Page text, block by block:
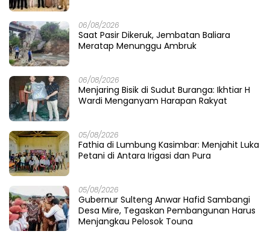
06/08/2026
Saat Pasir Dikeruk, Jembatan Baliara
Meratap Menunggu Ambruk
06/08/2026
Menjaring Bisik di Sudut Buranga: Ikhtiar H
Wardi Menganyam Harapan Rakyat
05/08/2026
Fathia di Lumbung Kasimbar: Menjahit Luka
Petani di Antara Irigasi dan Pura
05/08/2026
Gubernur Sulteng Anwar Hafid Sambangi
Desa Mire, Tegaskan Pembangunan Harus
Menjangkau Pelosok Touna